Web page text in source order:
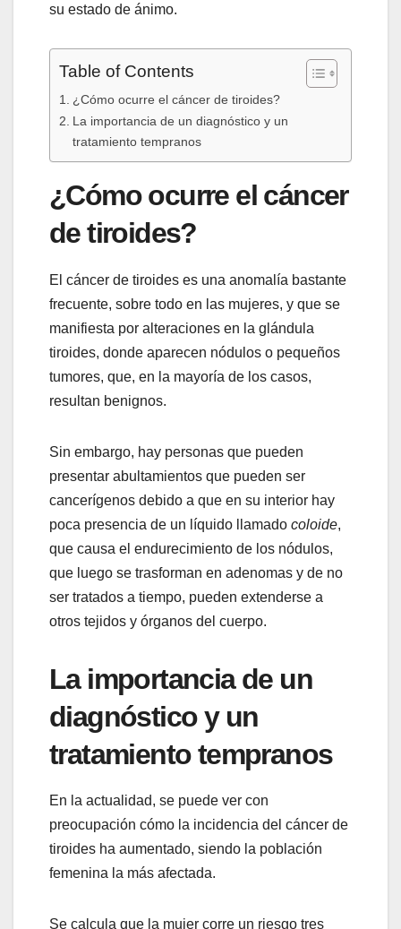
su estado de ánimo.
Table of Contents
¿Cómo ocurre el cáncer de tiroides?
La importancia de un diagnóstico y un
tratamiento tempranos
¿Cómo ocurre el cáncer
de tiroides?
El cáncer de tiroides es una anomalía bastante
frecuente, sobre todo en las mujeres, y que se
manifiesta por alteraciones en la glándula
tiroides, donde aparecen nódulos o pequeños
tumores, que, en la mayoría de los casos,
resultan benignos.
Sin embargo, hay personas que pueden
presentar abultamientos que pueden ser
cancerígenos debido a que en su interior hay
poca presencia de un líquido llamado coloide,
que causa el endurecimiento de los nódulos,
que luego se trasforman en adenomas y de no
ser tratados a tiempo, pueden extenderse a
otros tejidos y órganos del cuerpo.
La importancia de un
diagnóstico y un
tratamiento tempranos
En la actualidad, se puede ver con
preocupación cómo la incidencia del cáncer de
tiroides ha aumentado, siendo la población
femenina la más afectada.
Se calcula que la mujer corre un riesgo tres